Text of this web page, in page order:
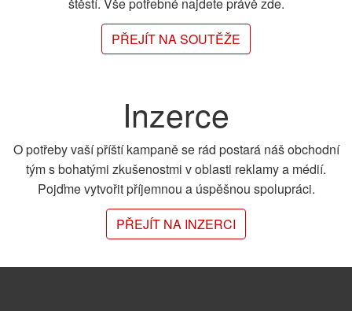
štěstí. Vše potřebné najdete právě zde.
PŘEJÍT NA SOUTĚŽE
Inzerce
O potřeby vaší příští kampaně se rád postará náš obchodní
tým s bohatými zkušenostmi v oblasti reklamy a médií.
Pojďme vytvořit příjemnou a úspěšnou spolupráci.
PŘEJÍT NA INZERCI